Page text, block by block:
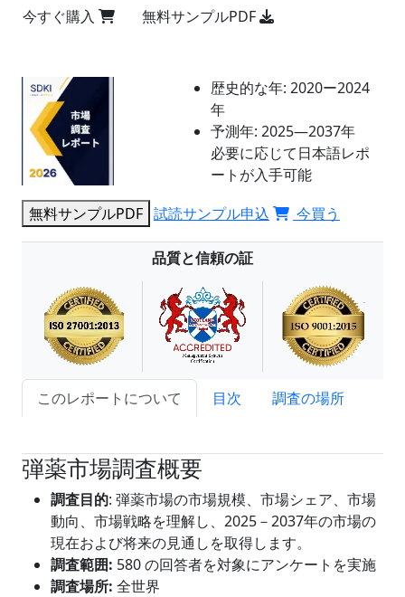
今すぐ購入
無料サンプルPDF
歴史的な年: 2020ー2024
年
予測年: 2025―2037年
必要に応じて日本語レポ
ートが入手可能
無料サンプルPDF 試読サンプル申込 今買う
品質と信頼の証
このレポートについて 目次
調査の場所
弾薬市場調査概要
調査目的: 弾薬市場の市場規模、市場シェア、市場
動向、市場戦略を理解し、2025－2037年の市場の
現在および将来の見通しを取得します。
調査範囲: 580 の回答者を対象にアンケートを実施
調査場所: 全世界